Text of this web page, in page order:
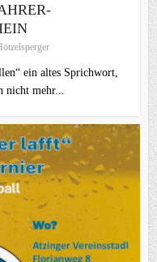
ein altes Sprichwort,
nicht mehr...